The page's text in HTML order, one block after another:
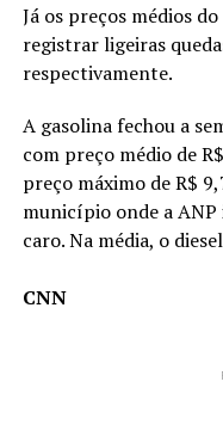
Já os preços médios
registrar ligeiras
respectivamente.
A gasolina fechou a
com preço médio de
preço máximo de R$
município onde a
caro. Na média, o
CNN